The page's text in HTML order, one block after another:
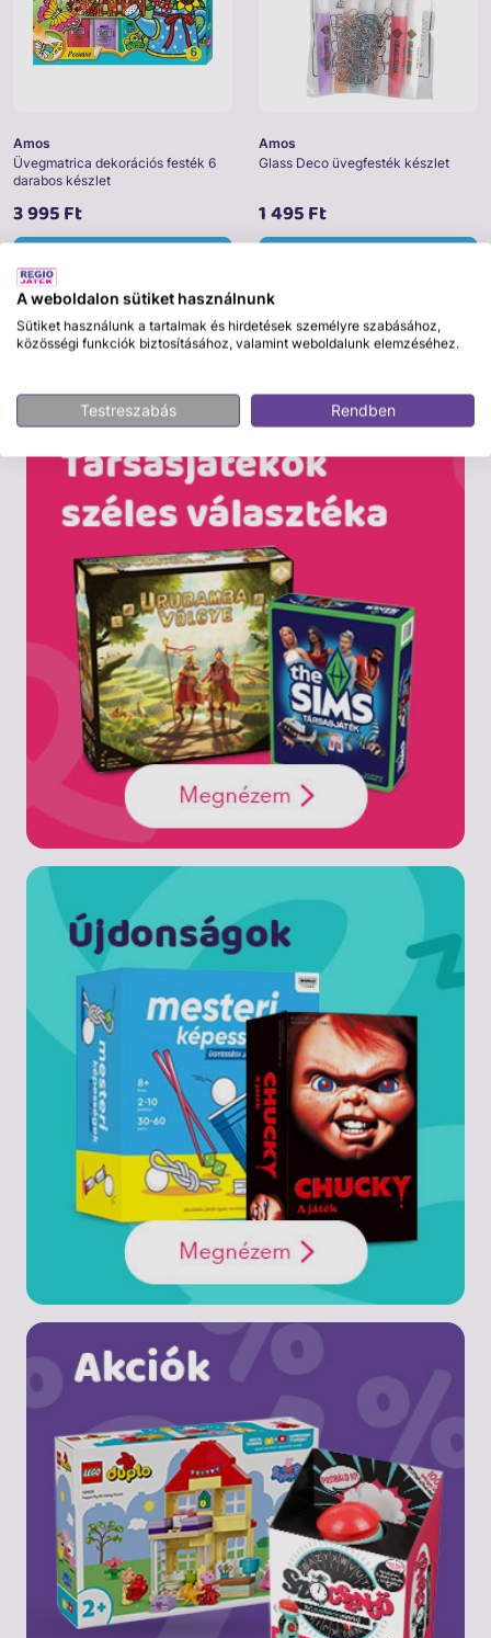
Amos
Üvegmatrica dekorációs festék 6
darabos készlet
3 995 Ft
Amos
Glass Deco üvegfesték készlet
1 495 Ft
A weboldalon sütiket használnunk
Sütiket használunk a tartalmak és hirdetések személyre szabásához,
közösségi funkciók biztosításához, valamint weboldalunk elemzéséhez.
Testreszabás Rendben